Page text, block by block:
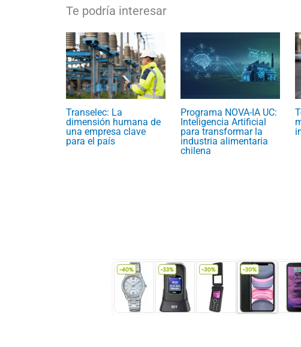
Transelec: La
dimensión humana de
una empresa clave
para el país
Programa NOVA-IA UC:
Inteligencia Artificial
para transformar la
industria alimentaria
chilena